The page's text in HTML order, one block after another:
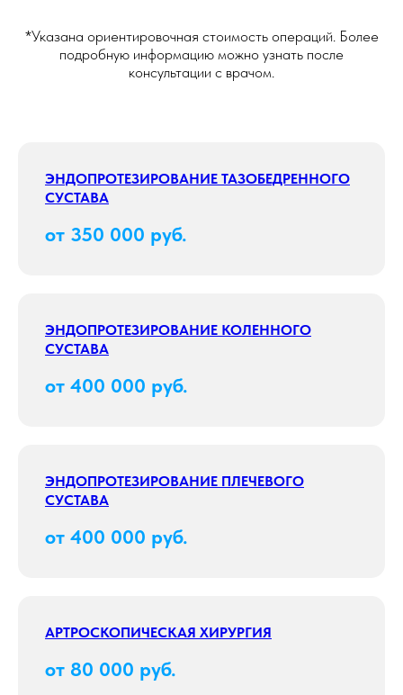
*Указана ориентировочная стоимость операций. Более
подробную информацию можно узнать после
консультации с врачом.
ЭНДОПРОТЕЗИРОВАНИЕ ТАЗОБЕДРЕННОГО
СУСТАВА
от 350 000 руб.
ЭНДОПРОТЕЗИРОВАНИЕ КОЛЕННОГО
СУСТАВА
от 400 000 руб.
ЭНДОПРОТЕЗИРОВАНИЕ ПЛЕЧЕВОГО
СУСТАВА
от 400 000 руб.
АРТРОСКОПИЧЕСКАЯ ХИРУРГИЯ
от 80 000 руб.